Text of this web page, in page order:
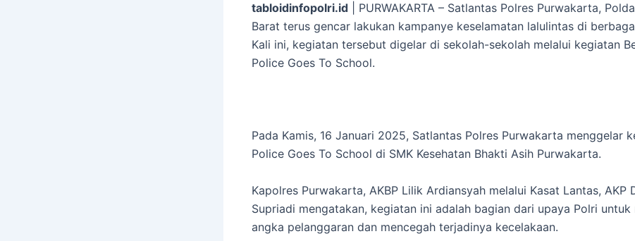
tabloidinfopolri.id | PURWAKARTA – Satlantas Polres Purwakarta,
Barat terus gencar lakukan kampanye keselamatan lalulintas di
Kali ini, kegiatan tersebut digelar di sekolah-sekolah melalui kegiatan
Police Goes To School.
Pada Kamis, 16 Januari 2025, Satlantas Polres Purwakarta menggelar
Police Goes To School di SMK Kesehatan Bhakti Asih Purwakarta.
Kapolres Purwakarta, AKBP Lilik Ardiansyah melalui Kasat Lantas, AKP
Supriadi mengatakan, kegiatan ini adalah bagian dari upaya Polri untuk
angka pelanggaran dan mencegah terjadinya kecelakaan.